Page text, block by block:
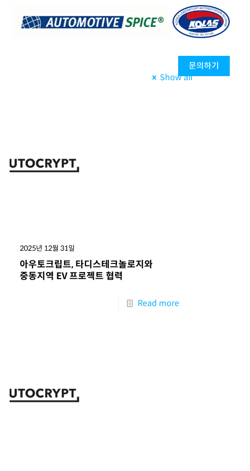
문의하기
Show all
2025년 12월 31일
아우토크립트, 타디스테크놀로지와
중동지역 EV 프로젝트 협력
Read more